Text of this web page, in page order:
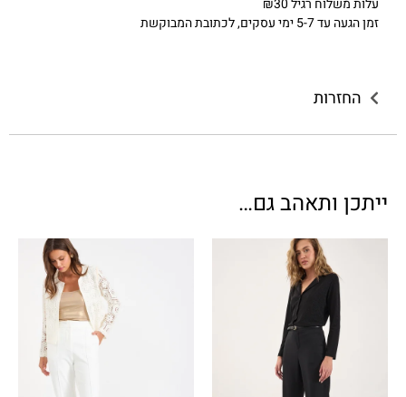
זמן הגעה עד 5-7 ימי עסקים, לכתובת המבוקשת
החזרות
ייתכן ותאהב גם…